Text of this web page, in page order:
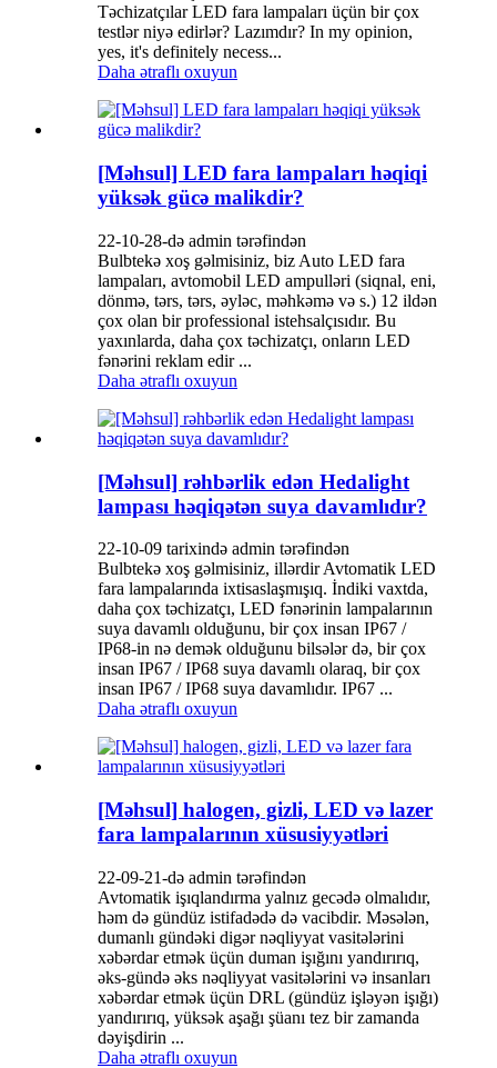
Təchizatçılar LED fara lampaları üçün bir çox
testlər niyə edirlər? Lazımdır? In my opinion,
yes, it's definitely necess...
Daha ətraflı oxuyun
[Məhsul] LED fara lampaları həqiqi
yüksək gücə malikdir?
22-10-28-də admin tərəfindən
Bulbtekə xoş gəlmisiniz, biz Auto LED fara
lampaları, avtomobil LED ampulləri (siqnal, eni,
dönmə, tərs, tərs, əyləc, məhkəmə və s.) 12 ildən
çox olan bir professional istehsalçısıdır. Bu
yaxınlarda, daha çox təchizatçı, onların LED
fənərini reklam edir ...
Daha ətraflı oxuyun
[Məhsul] rəhbərlik edən Hedalight
lampası həqiqətən suya davamlıdır?
22-10-09 tarixində admin tərəfindən
Bulbtekə xoş gəlmisiniz, illərdir Avtomatik LED
fara lampalarında ixtisaslaşmışıq. İndiki vaxtda,
daha çox təchizatçı, LED fənərinin lampalarının
suya davamlı olduğunu, bir çox insan IP67 /
IP68-in nə demək olduğunu bilsələr də, bir çox
insan IP67 / IP68 suya davamlı olaraq, bir çox
insan IP67 / IP68 suya davamlıdır. IP67 ...
Daha ətraflı oxuyun
[Məhsul] halogen, gizli, LED və lazer
fara lampalarının xüsusiyyətləri
22-09-21-də admin tərəfindən
Avtomatik işıqlandırma yalnız gecədə olmalıdır,
həm də gündüz istifadədə də vacibdir. Məsələn,
dumanlı gündəki digər nəqliyyat vasitələrini
xəbərdar etmək üçün duman işığını yandırırıq,
əks-gündə əks nəqliyyat vasitələrini və insanları
xəbərdar etmək üçün DRL (gündüz işləyən işığı)
yandırırıq, yüksək aşağı şüanı tez bir zamanda
dəyişdirin ...
Daha ətraflı oxuyun